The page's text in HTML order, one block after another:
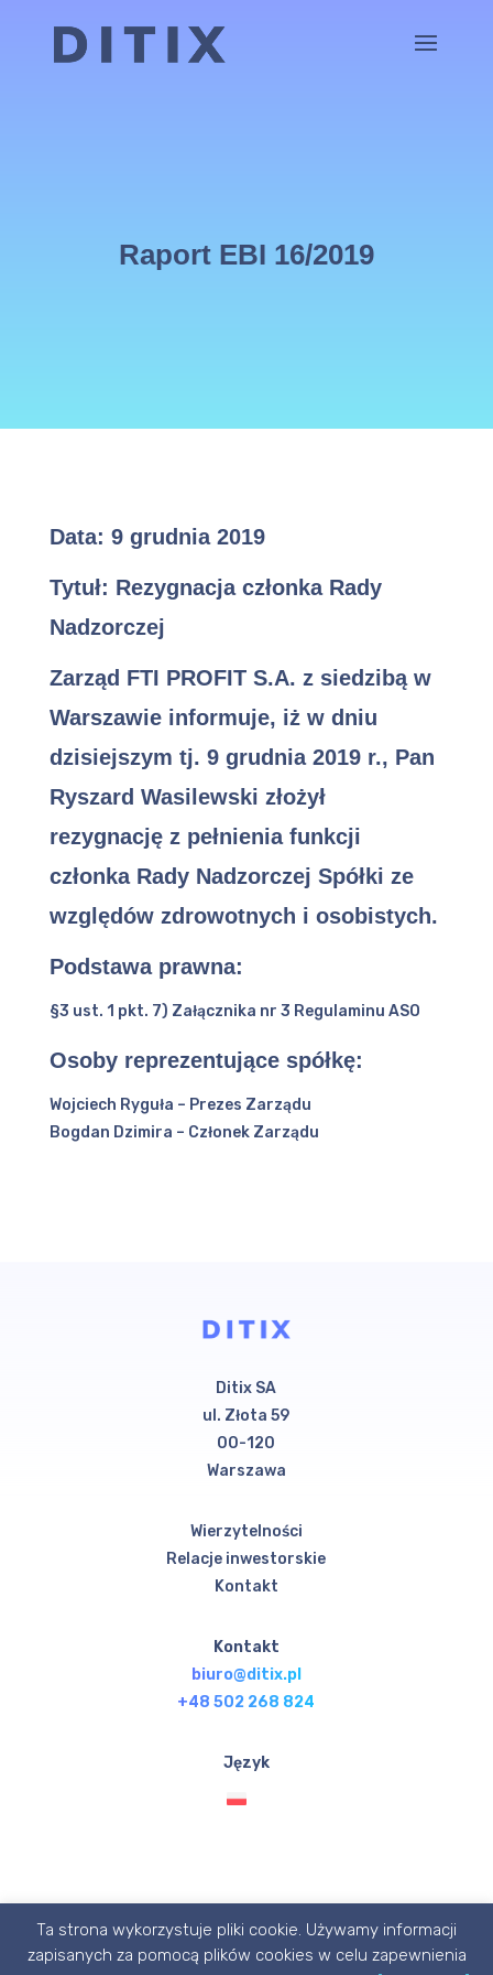
Raport EBI 16/2019
Data: 9 grudnia 2019
Tytuł: Rezygnacja członka Rady
Nadzorczej
Zarząd FTI PROFIT S.A. z siedzibą w
Warszawie informuje, iż w dniu
dzisiejszym tj. 9 grudnia 2019 r., Pan
Ryszard Wasilewski złożył
rezygnację z pełnienia funkcji
członka Rady Nadzorczej Spółki ze
względów zdrowotnych i osobistych.
Podstawa prawna:
§3 ust. 1 pkt. 7) Załącznika nr 3 Regulaminu ASO
Osoby reprezentujące spółkę:
Wojciech Ryguła – Prezes Zarządu
Bogdan Dzimira – Członek Zarządu
Ditix SA
ul. Złota 59
00-120
Warszawa
Wierzytelności
Relacje inwestorskie
Kontakt
Kontakt
biuro@ditix.pl
+48 502 268 824
Język
© Ditix.pl 2020 designed with 💙 by P1X3L STUDIO
Ta strona wykorzystuje pliki cookie. Używamy informacji
zapisanych za pomocą plików cookies w celu zapewnienia